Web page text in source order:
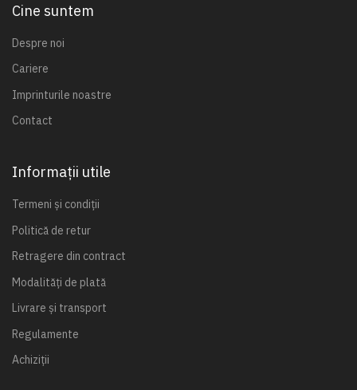
Cine suntem
Despre noi
Cariere
Imprinturile noastre
Contact
Informații utile
Termeni și condiții
Politică de retur
Retragere din contract
Modalități de plată
Livrare și transport
Regulamente
Achiziții